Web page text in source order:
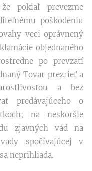
pokiaľ prevezme
poškodeniu
veci oprávnený
objednaného
po prevzatí
Tovar prezrieť a
a bez
predávajúceho o
na neskoršie
zjavných vád na
spočívajúcej v
neprihliada.